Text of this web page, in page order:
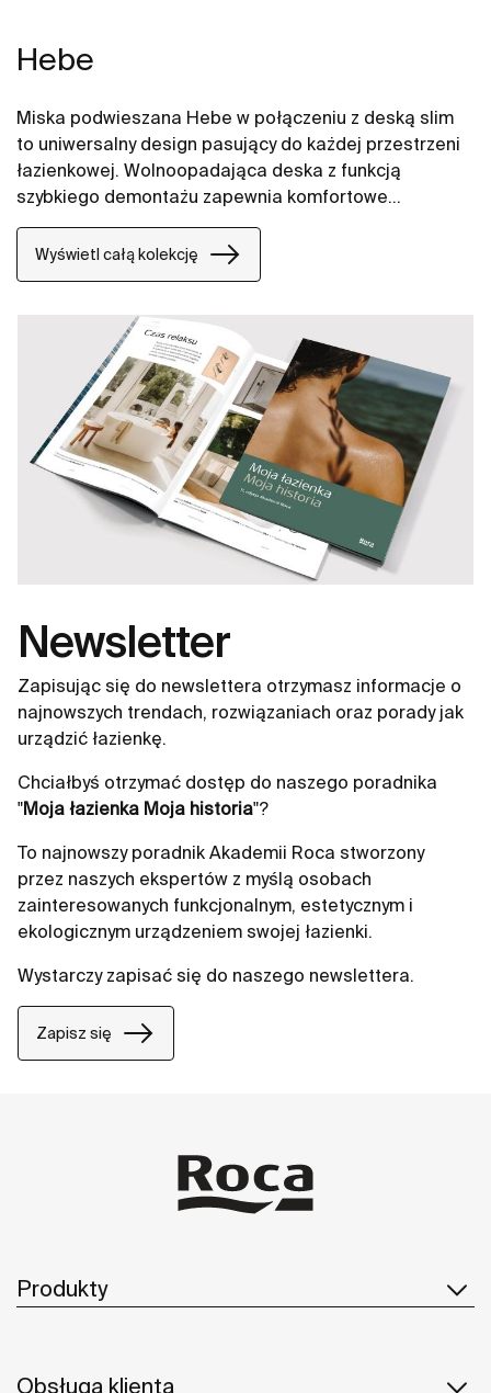
Hebe
Miska podwieszana Hebe w połączeniu z deską slim
to uniwersalny design pasujący do każdej przestrzeni
łazienkowej. Wolnoopadająca deska z funkcją
szybkiego demontażu zapewnia komfortowe
użytkowanie i łatwość utrzymania w czystości.
Wyświetl całą kolekcję
Newsletter
Zapisując się do newslettera otrzymasz informacje o
najnowszych trendach, rozwiązaniach oraz porady jak
urządzić łazienkę.
Chciałbyś otrzymać dostęp do naszego poradnika
"Moja łazienka Moja historia"?
To najnowszy poradnik Akademii Roca stworzony
przez naszych ekspertów z myślą osobach
zainteresowanych funkcjonalnym, estetycznym i
ekologicznym urządzeniem swojej łazienki.
Wystarczy zapisać się do naszego newslettera.
Zapisz się
Produkty
Obsługa klienta